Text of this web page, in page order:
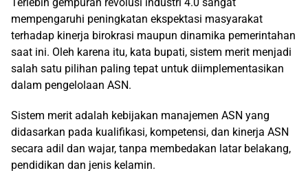
mempengaruhi peningkatan ekspektasi masyarakat
terhadap kinerja birokrasi maupun dinamika pemerintahan
saat ini. Oleh karena itu, kata bupati, sistem merit menjadi
salah satu pilihan paling tepat untuk diimplementasikan
dalam pengelolaan ASN.
Sistem merit adalah kebijakan manajemen ASN yang
didasarkan pada kualifikasi, kompetensi, dan kinerja ASN
secara adil dan wajar, tanpa membedakan latar belakang,
pendidikan dan jenis kelamin.